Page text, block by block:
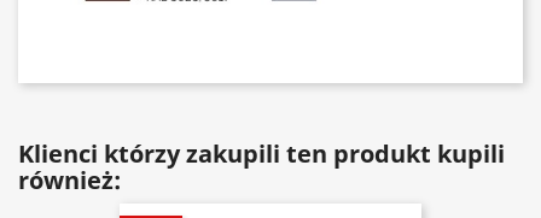
Klienci którzy zakupili ten produkt kupili
również: